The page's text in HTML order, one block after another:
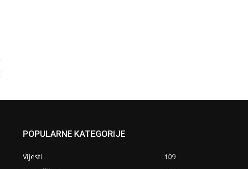
POPULARNE KATEGORIJE
Vijesti
109